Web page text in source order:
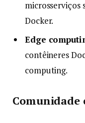
microsserviços
Docker.
Edge
contêineres
computing.
Comunidade